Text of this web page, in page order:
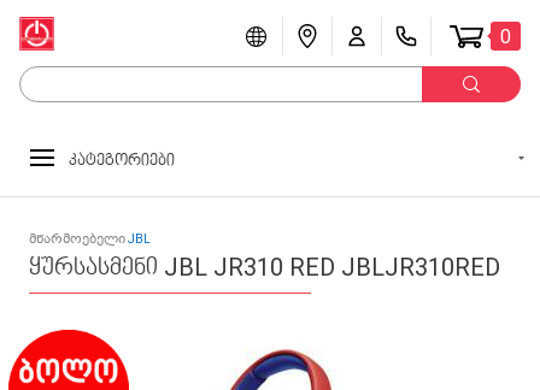
0
კატეგორიები
მწარმოებელიJBL
ყურსასმენი JBL JR310 RED JBLJR310RED